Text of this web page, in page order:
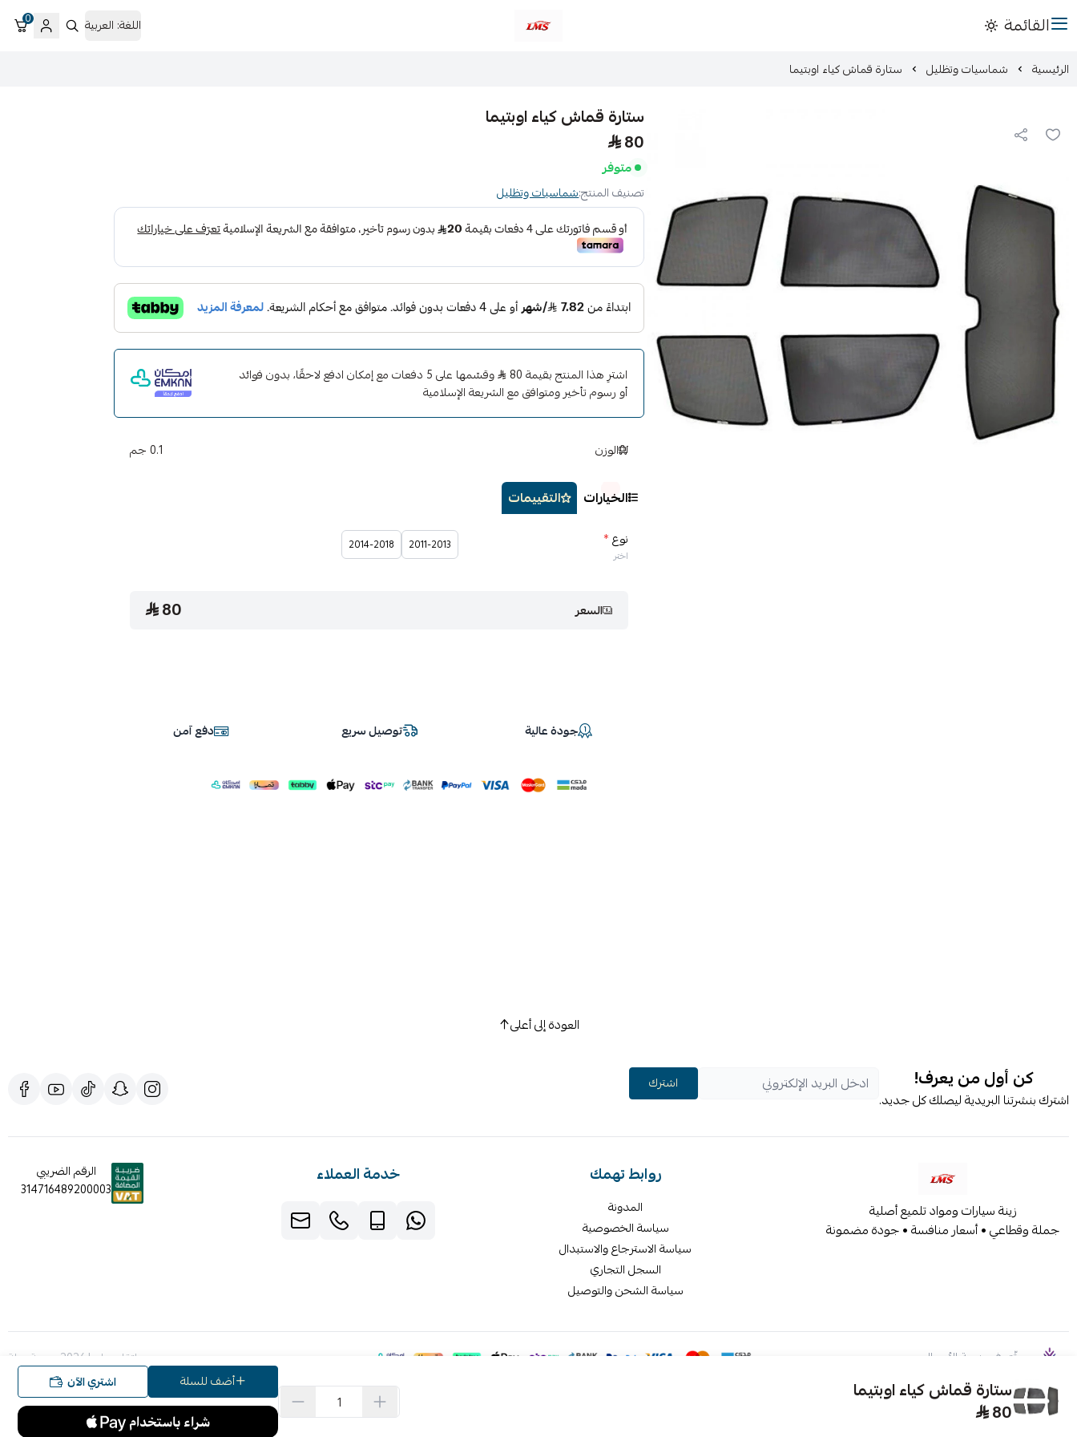
القائمة متجر لمسات الشرقية لزينة سيارات LMS اللغة: العربية 0
الرئيسية شماسيات وتظليل ستارة قماش كياء اوبتيما
ستارة قماش كياء اوبتيما
80
متوفر
تصنيف المنتج:شماسيات وتظليل
اشترِ هذا المنتج بقيمة 80
وقسّمها على 5 دفعات مع إمكان ادفع لاحقًا، بدون فوائد
أو رسوم تأخير ومتوافق مع الشريعة الإسلامية
الوزن 0.1 جم
ستارة قماش كياء اوبتيما
80
أضف للسلة اشتري الآن
الخيارات التقييمات
نوع*
اختر
2011-2013
2014-2018
السعر 80
جودة عالية توصيل سريع دفع آمن
العودة إلى أعلى
كن أول من يعرف!
اشترك بنشرتنا البريدية ليصلك كل جديد.
اشترك
زينة سيارات ومواد تلميع أصلية
جملة وقطاعي • أسعار منافسة • جودة مضمونة
روابط تهمك
المدونة
سياسة الخصوصية
سياسة الاسترجاع والاستبدال
السجل التجاري
سياسة الشحن والتوصيل
خدمة العملاء
الرقم الضريبي
314716489200003
موثّق في منصة الأعمال صنع بإتقان على | 2026 منصة سلة